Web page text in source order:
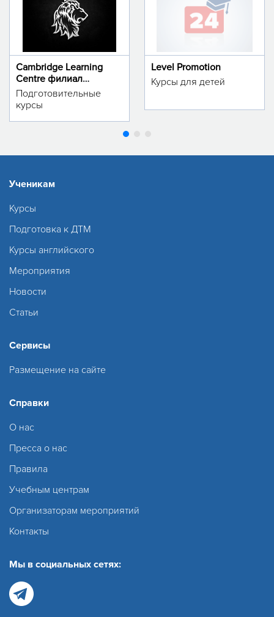
Cambridge Learning
Centre филиал
м.Тинчлик
Подготовительные
курсы
Level Promotion
Курсы для детей
Ученикам
Курсы
Подготовка к ДТМ
Курсы английского
Мероприятия
Новости
Статьи
Сервисы
Размещение на сайте
Справки
О нас
Пресса о нас
Правила
Учебным центрам
Организаторам мероприятий
Контакты
Мы в социальных сетях: